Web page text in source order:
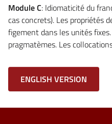
Module C: Idiomaticité du
cas concrets). Les propriétés
figement dans les unités
pragmatèmes. Les
ENGLISH VERSION